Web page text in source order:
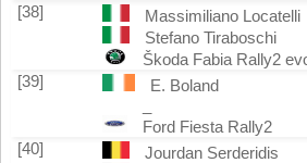
[38]
Massimiliano Locatelli
Stefano Tiraboschi
Škoda Fabia Rally2
[39]
E. Boland
Ford Fiesta Rally2
[40]
Jourdan Serderidis